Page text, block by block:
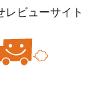
ビューサイト